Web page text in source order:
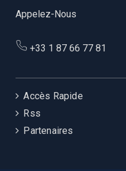
Appelez-Nous
+33 1 87 66 77 81
Accès Rapide
Rss
Partenaires